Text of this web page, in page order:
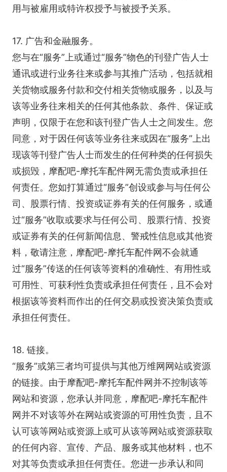
用与被雇用或特许权授予与被授予关系。
17. 广告和金融服务。
您与在“服务”上或通过“服务”物色的刊登广告人士
通讯或进行业务往来或参与其推广活动，包括就相
关货物或服务付款和交付相关货物或服务，以及与
该等业务往来相关的任何其他条款、条件、保证或
声明，仅限于在您和该刊登广告人士之间发生。您
同意，对于因任何该等业务往来或因在“服务”上出
现该等刊登广告人士而发生的任何种类的任何损失
或损毁，摩配吧-摩托车配件网无需负责或承担任
何责任。您如打算通过“服务”创设或参与与任何公
司、股票行情、投资或证券有关的任何服务，或通
过“服务”收取或要求与任何公司、股票行情、投资
或证券有关的任何新闻信息、警戒性信息或其他资
料，敬请注意，摩配吧-摩托车配件网不会就通
过“服务”传送的任何该等资料的准确性、有用性或
可用性、可获利性负责或承担任何责任，且不会对
根据该等资料而作出的任何交易或投资决策负责或
承担任何责任。
18. 链接。
“服务”或第三者均可提供与其他万维网网站或资源
的链接。由于摩配吧-摩托车配件网并不控制该等
网站和资源，您承认并同意，摩配吧-摩托车配件
网并不对该等外在网站或资源的可用性负责，且不
认可该等网站或资源上或可从该等网站或资源获取
的任何内容、宣传、产品、服务或其他材料，也不
对其等负责或承担任何责任。您进一步承认和同